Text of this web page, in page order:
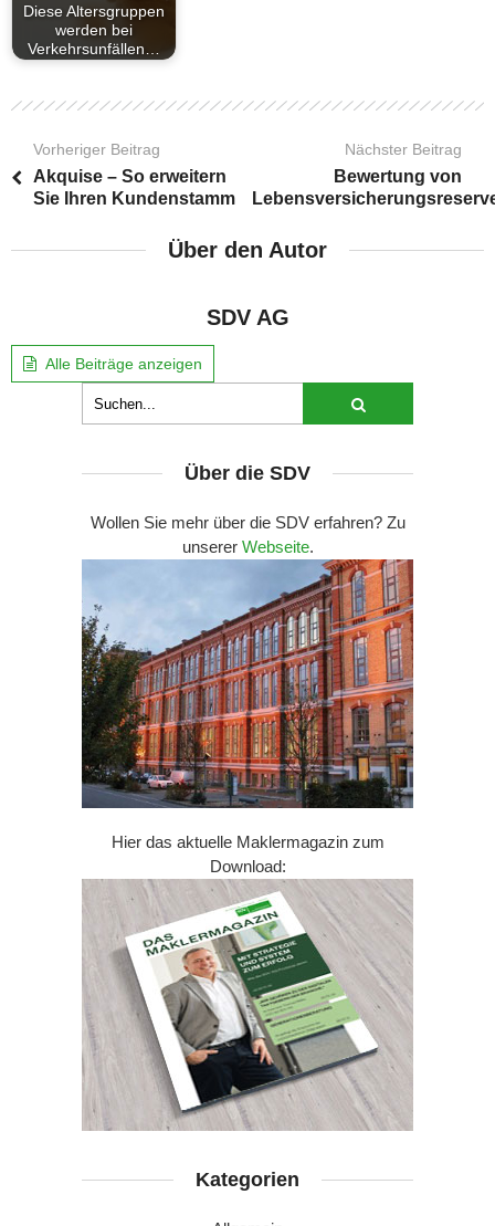
Diese Altersgruppen
werden bei
Verkehrsunfällen…
Vorheriger Beitrag
Akquise – So erweitern
Sie Ihren Kundenstamm
Nächster Beitrag
Bewertung von
Über den Autor
SDV AG
Alle Beiträge anzeigen
Über die SDV
Wollen Sie mehr über die SDV erfahren? Zu
unserer Webseite.
Hier das aktuelle Maklermagazin zum
Download:
Kategorien